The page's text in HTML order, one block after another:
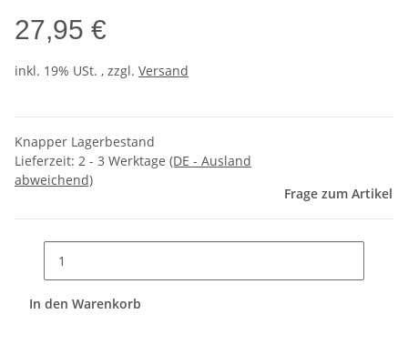
27,95 €
inkl. 19% USt. , zzgl. Versand
Knapper Lagerbestand
Lieferzeit: 2 - 3 Werktage (DE - Ausland
abweichend)
Frage zum Artikel
In den Warenkorb